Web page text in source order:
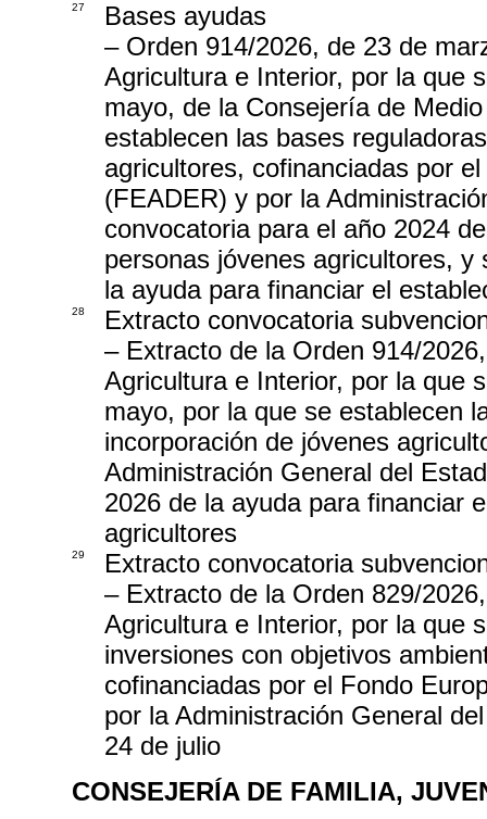
27
Bases ayudas
– Orden 914/2026, de 23 de
Agricultura e Interior, por la que
mayo, de la Consejería de
establecen las bases
agricultores, cofinanciadas por
(FEADER) y por la
convocatoria para el año 2024
personas jóvenes agricultores,
la ayuda para financiar el
28
Extracto convocatoria
– Extracto de la Orden 914/
Agricultura e Interior, por la que
mayo, por la que se establecen
incorporación de jóvenes
Administración General del
2026 de la ayuda para financiar
agricultores
29
Extracto convocatoria
– Extracto de la Orden 829/
Agricultura e Interior, por la que
inversiones con objetivos
cofinanciadas por el Fondo
por la Administración General
24 de julio
CONSEJERÍA DE FAMILIA,